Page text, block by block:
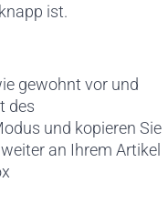
ist.
gewohnt vor und
des
und kopieren Sie
an Ihrem Artikel